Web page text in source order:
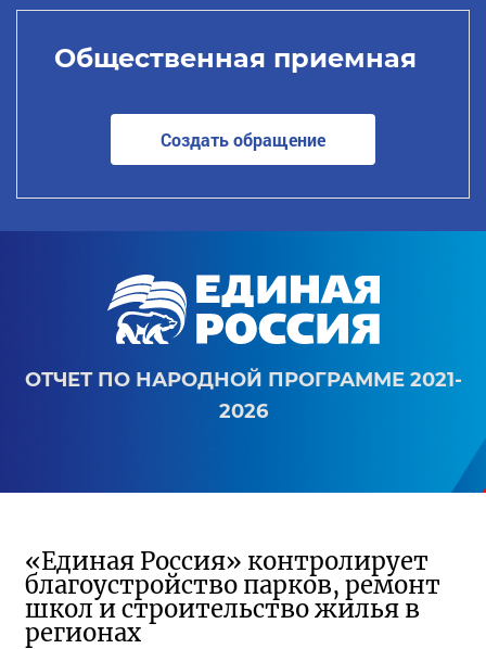
Общественная приемная
Создать обращение
ОТЧЕТ ПО НАРОДНОЙ ПРОГРАММЕ 2021-
2026
«Единая Россия» контролирует
благоустройство парков, ремонт
школ и строительство жилья в
регионах